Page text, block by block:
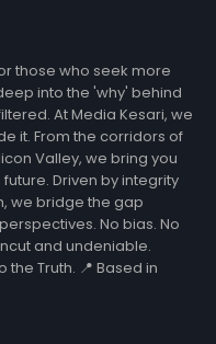
those who seek more
into the 'why' behind
At Media Kesari, we
it. From the corridors of
Valley, we bring you
Driven by integrity
we bridge the gap
No bias. No
and undeniable.
the Truth. 📍 Based in